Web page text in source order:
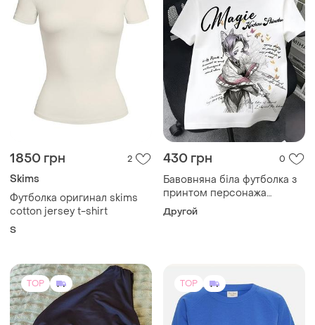
1850 грн 2
Skims
Футболка оригинал skims
cotton jersey t-shirt
S
430 грн 0
Бавовняна біла футболка з
принтом персонажа
шинобу кочо, р.,-150
Другой
TOP TOP